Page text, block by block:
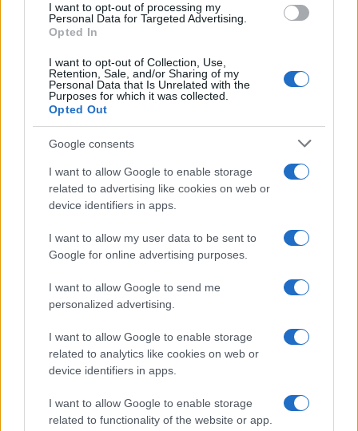
I want to opt-out of processing my
Personal Data for Targeted Advertising.
Opted In
I want to opt-out of Collection, Use,
Retention, Sale, and/or Sharing of my
Personal Data that Is Unrelated with the
Purposes for which it was collected.
Opted Out
Google consents
I want to allow Google to enable storage
related to advertising like cookies on web or
device identifiers in apps.
I want to allow my user data to be sent to
Google for online advertising purposes.
I want to allow Google to send me
personalized advertising.
I want to allow Google to enable storage
related to analytics like cookies on web or
device identifiers in apps.
I want to allow Google to enable storage
related to functionality of the website or app.
Ricevi le nostre ultime news
da
Condividi l'articolo
F
a
ce
b
o
o
k
T
w
it
te
r
Pi
n
te
re
st
W
h
at
s
A
p
p
S
h
a
re
Articolo precedente
NOTIZIE RECENTI
Le previsioni meteo per il weekend a Olbia e in
Gallura